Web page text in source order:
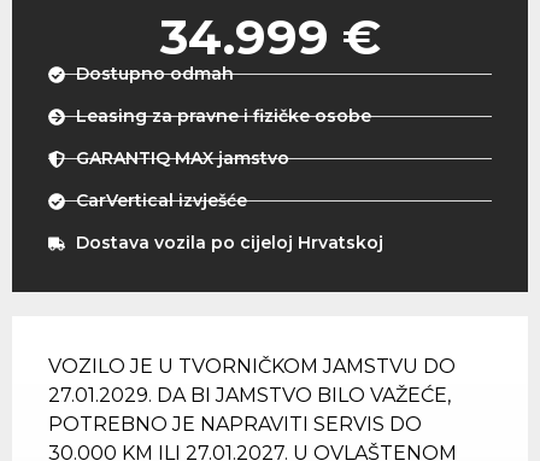
34.999 €
Dostupno odmah
Leasing za pravne i fizičke osobe
GARANTIQ MAX jamstvo
CarVertical izvješće
Dostava vozila po cijeloj Hrvatskoj
VOZILO JE U TVORNIČKOM JAMSTVU DO
27.01.2029. DA BI JAMSTVO BILO VAŽEĆE,
POTREBNO JE NAPRAVITI SERVIS DO
30.000 KM ILI 27.01.2027. U OVLAŠTENOM